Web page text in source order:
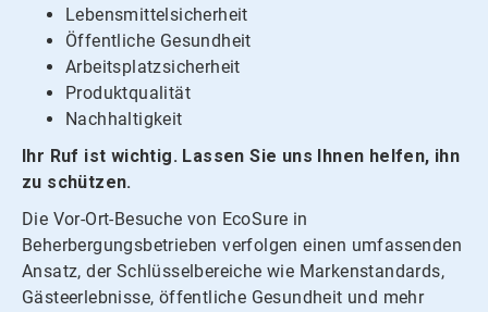
Lebensmittelsicherheit
Öffentliche Gesundheit
Arbeitsplatzsicherheit
Produktqualität
Nachhaltigkeit
Ihr Ruf ist wichtig. Lassen Sie uns Ihnen helfen, ihn
zu schützen.
Die Vor-Ort-Besuche von EcoSure in
Beherbergungsbetrieben verfolgen einen umfassenden
Ansatz, der Schlüsselbereiche wie Markenstandards,
Gästeerlebnisse, öffentliche Gesundheit und mehr